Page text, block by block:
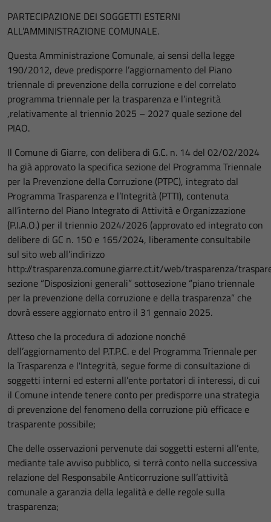
PARTECIPAZIONE DEI SOGGETTI ESTERNI
ALL’AMMINISTRAZIONE COMUNALE.
Questa Amministrazione Comunale, ai sensi della legge
190/2012, deve predisporre l’aggiornamento del Piano
triennale di prevenzione della corruzione e del correlato
programma triennale per la trasparenza e l’integrità
,relativamente al triennio 2025 – 2027 quale sezione del
PIAO.
Il Comune di Giarre, con delibera di G.C. n. 14 del 02/02/2024
ha già approvato la specifica sezione del Programma Triennale
per la Prevenzione della Corruzione (PTPC), integrato dal
Programma Trasparenza e l’Integrità (PTTI), contenuta
all’interno del Piano Integrato di Attività e Organizzazione
(P.I.A.O.) per il triennio 2024/2026 (approvato ed integrato con
delibere di GC n. 150 e 165/2024, liberamente consultabile
sul sito web all’indirizzo
http://trasparenza.comune.giarre.ct.it/web/trasparenza/
sezione “Disposizioni generali” sottosezione “piano triennale
per la prevenzione della corruzione e della trasparenza” che
dovrà essere aggiornato entro il 31 gennaio 2025.
Atteso che la procedura di adozione nonché
dell’aggiornamento del P.T.P.C. e del Programma Triennale per
la Trasparenza e l'Integrità, segue forme di consultazione di
soggetti interni ed esterni all’ente portatori di interessi, di cui
il Comune intende tenere conto per predisporre una strategia
di prevenzione del fenomeno della corruzione più efficace e
trasparente possibile;
Che delle osservazioni pervenute dai soggetti esterni all’ente,
mediante tale avviso pubblico, si terrà conto nella successiva
relazione del Responsabile Anticorruzione sull’attività
comunale a garanzia della legalità e delle regole sulla
trasparenza;